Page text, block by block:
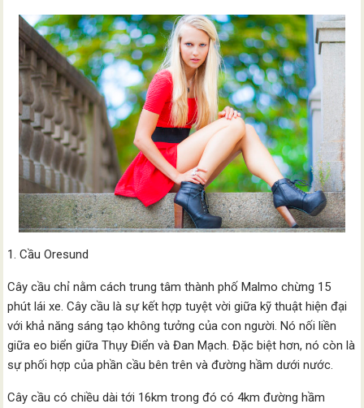
1. Cầu Oresund
Cây cầu chỉ nằm cách trung tâm thành phố Malmo chừng 15
phút lái xe. Cây cầu là sự kết hợp tuyệt vời giữa kỹ thuật hiện đại
với khả năng sáng tạo không tưởng của con người. Nó nối liền
giữa eo biển giữa Thụy Điển và Đan Mạch. Đặc biệt hơn, nó còn là
sự phối hợp của phần cầu bên trên và đường hầm dưới nước.
Cây cầu có chiều dài tới 16km trong đó có 4km đường hầm